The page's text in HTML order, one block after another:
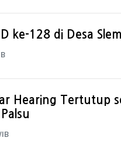
ke-128 di Desa
Hearing Tertutup